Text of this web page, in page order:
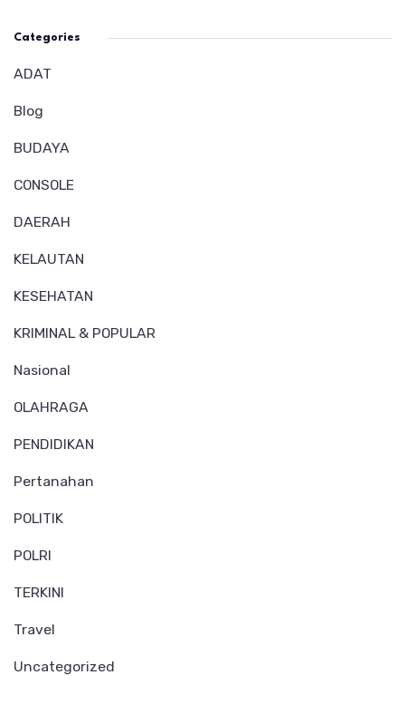
Categories
ADAT
Blog
BUDAYA
CONSOLE
DAERAH
KELAUTAN
KESEHATAN
KRIMINAL & POPULAR
Nasional
OLAHRAGA
PENDIDIKAN
Pertanahan
POLITIK
POLRI
TERKINI
Travel
Uncategorized